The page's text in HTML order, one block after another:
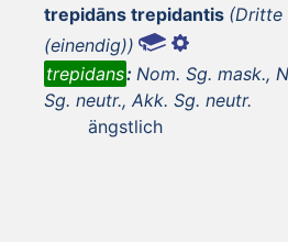
trepidāns trepidantis (Dritte
(einendig))
trepidans: Nom. Sg. mask.,
Sg. neutr., Akk. Sg. neutr.
ängstlich